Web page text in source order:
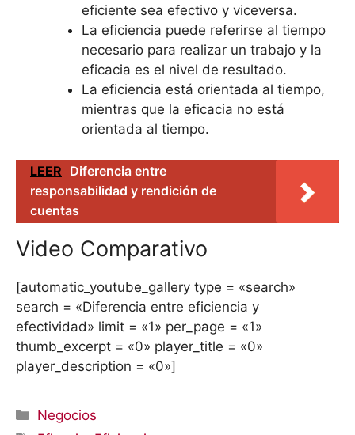
eficiente sea efectivo y viceversa.
La eficiencia puede referirse al tiempo
necesario para realizar un trabajo y la
eficacia es el nivel de resultado.
La eficiencia está orientada al tiempo,
mientras que la eficacia no está
orientada al tiempo.
LEER Diferencia entre
responsabilidad y rendición de
cuentas
Video Comparativo
[automatic_youtube_gallery type = «search»
search = «Diferencia entre eficiencia y
efectividad» limit = «1» per_page = «1»
thumb_excerpt = «0» player_title = «0»
player_description = «0»]
Categorías
Negocios